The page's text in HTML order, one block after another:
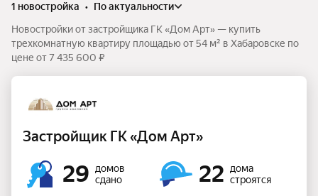
1 новостройка •
по актуальности
Новостройки от застройщика ГК «Дом Арт» — купить
трехкомнатную квартиру площадью от 54 м² в Хабаровске по
цене от 7 435 600 ₽
Застройщик ГК «Дом Арт»
29
домов
сдано
22
дома
строятся